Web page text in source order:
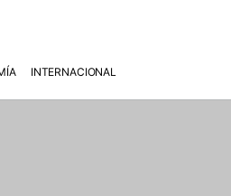
INTERNACIONAL